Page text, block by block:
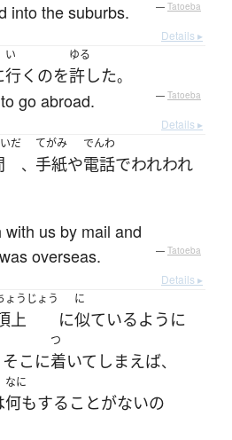
into the suburbs. — Tatoeba
Details ▸
い
行く のを
ゆる
許した。
go abroad. — Tatoeba
Details ▸
だ
、
てがみ
手紙や
でんわ
電話でわれわれ
us by mail and
overseas.
— Tatoeba
Details ▸
ょうじょう
上 に
に
似ているよう に
そこ に
つ
着いて しまえば、
なに
何もする ことがないの